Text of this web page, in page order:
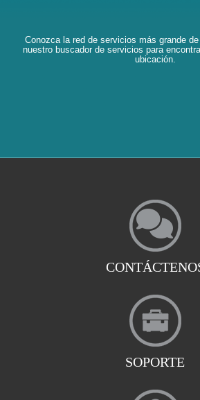
Conozca la red de servicios más grande
nuestro buscador de servicios para
ubicación.
SOPORTE